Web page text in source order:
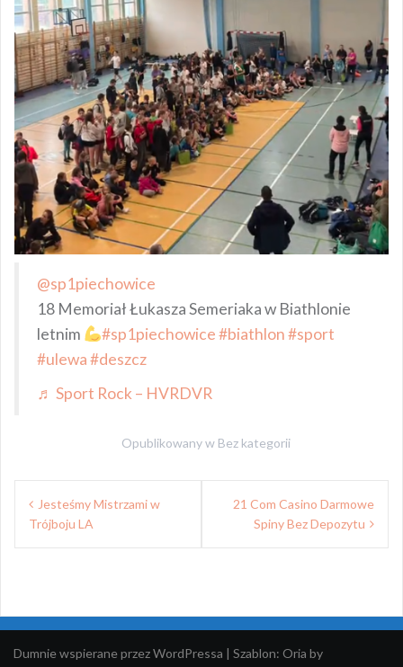
@sp1piechowice
18 Memoriał Łukasza Semeriaka w Biathlonie
letnim
#sp1piechowice#biathlon#sport
#ulewa#deszcz
♬ Sport Rock – HVRDVR
Opublikowany w Bez kategorii
Nawigacja
wpisu
Jesteśmy Mistrzami w
Trójboju LA
21 Com Casino Darmowe
Spiny Bez Depozytu
Dumnie wspierane przez WordPressa | Szablon: Oria by